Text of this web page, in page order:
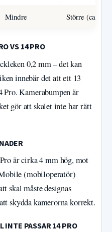
Mindre Större (ca 4
VS 14 PRO
0,2 mm – det kan
innebär det att ett 13
Kamerabumpen är
gör att skalet inte har rätt
är cirka 4 mm hög, mot
(mobiloperatör)
skal måste designas
skydda kamerorna korrekt.
INTE PASSAR 14 PRO